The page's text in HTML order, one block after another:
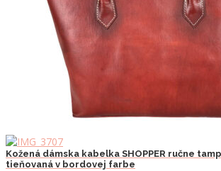
Kožená dámska kabelka SHOPPER ručne
tieňovaná v bordovej farbe